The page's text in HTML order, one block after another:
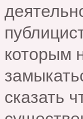
которым
сказать